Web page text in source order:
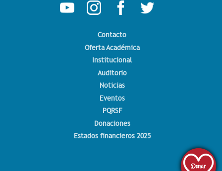
Contacto
Oferta Académica
Institucional
Auditorio
Noticias
Eventos
PQRSF
Donaciones
Estados financieros 2025